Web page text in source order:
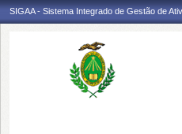
SIGAA - Sistema Integrado de Gestão de